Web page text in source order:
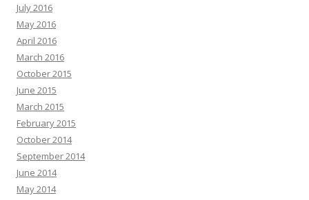
July 2016
May 2016
April 2016
March 2016
October 2015
June 2015
March 2015
February 2015
October 2014
September 2014
June 2014
May 2014